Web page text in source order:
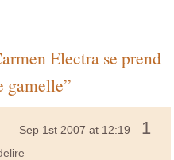
Electra se prend
gamelle”
Sep 1st 2007 at 12:19 1